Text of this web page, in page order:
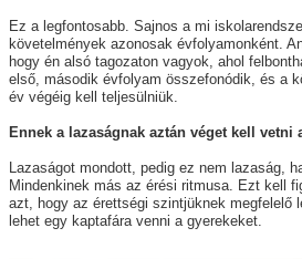
Ez a legfontosabb. Sajnos a mi
követelmények azonosak évfolyamonként.
hogy én alsó tagozaton vagyok, ahol
első, második évfolyam összefonódik, és a
év végéig kell teljesülniük.
Ennek a lazaságnak aztán véget kell vetni
Lazaságot mondott, pedig ez nem lazaság,
Mindenkinek más az érési ritmusa. Ezt kell
azt, hogy az érettségi szintjüknek megfelelő
lehet egy kaptafára venni a gyerekeket.